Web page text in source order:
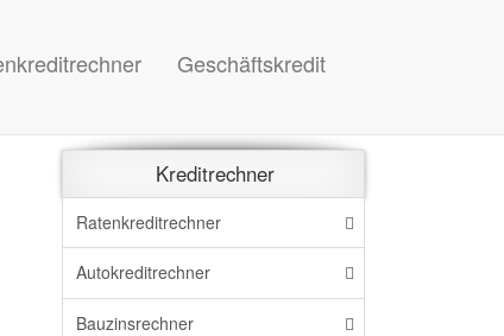
Geschäftskredit
Kreditrechner
Ratenkreditrechner
Autokreditrechner
Bauzinsrechner